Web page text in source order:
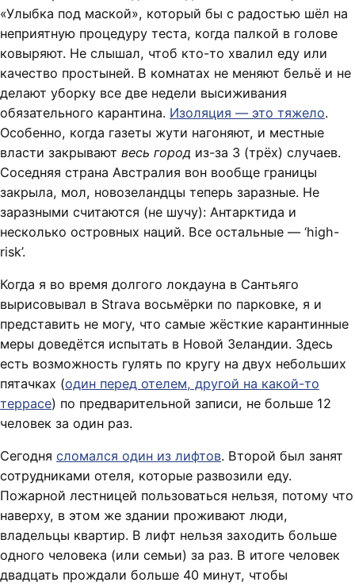
«Улыбка под маской», который бы с радостью шёл на
неприятную процедуру теста, когда палкой в голове
ковыряют. Не слышал, чтоб кто-то хвалил еду или
качество простыней. В комнатах не меняют бельё и не
делают уборку все две недели высиживания
обязательного карантина. Изоляция — это тяжело.
Особенно, когда газеты жути нагоняют, и местные
власти закрывают весь город из-за 3 (трёх) случаев.
Соседняя страна Австралия вон вообще границы
закрыла, мол, новозеландцы теперь заразные. Не
заразными считаются (не шучу): Антарктида и
несколько островных наций. Все остальные — ‘high-
risk’.
Когда я во время долгого локдауна в Сантьяго
вырисовывал в Strava восьмёрки по парковке, я и
представить не могу, что самые жёсткие карантинные
меры доведётся испытать в Новой Зеландии. Здесь
есть возможность гулять по кругу на двух небольших
пятачках (один перед отелем, другой на какой-то
террасе) по предварительной записи, не больше 12
человек за один раз.
Сегодня сломался один из лифтов. Второй был занят
сотрудниками отеля, которые развозили еду.
Пожарной лестницей пользоваться нельзя, потому что
наверху, в этом же здании проживают люди,
владельцы квартир. В лифт нельзя заходить больше
одного человека (или семьи) за раз. В итоге человек
двадцать прождали больше 40 минут, чтобы